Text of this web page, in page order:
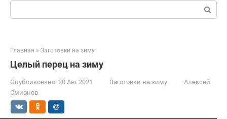
Поиск:
Главная » Заготовки на зиму
Целый перец на зиму
Опубликовано: 20 Авг 2021 Заготовки на зиму
Алексей
Смирнов